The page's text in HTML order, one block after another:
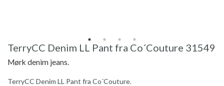
TerryCC Denim LL Pant fra Co´Couture 31549
Mørk denim jeans.
TerryCC Denim LL Pant fra Co´Couture.